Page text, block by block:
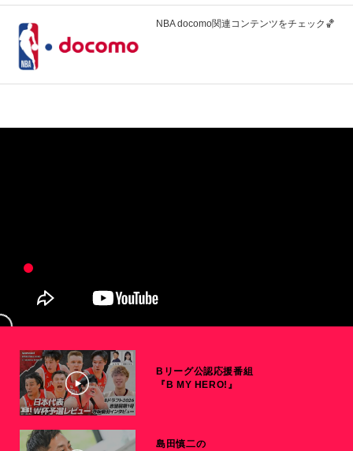
NBA docomo関連コンテンツをチェック🏀
Bリーグ公認応援番組
『B MY HERO!』
島田慎二の